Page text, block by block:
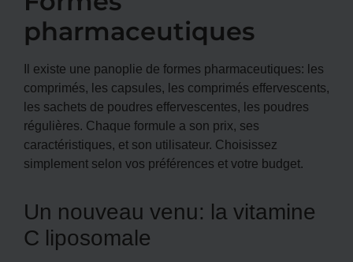
pharmaceutiques
Il existe une panoplie de formes pharmaceutiques: les
comprimés, les capsules, les comprimés effervescents,
les sachets de poudres effervescentes, les poudres
régulières. Chaque formule a son prix, ses
caractéristiques, et son utilisateur. Choisissez
simplement selon vos préférences et votre budget.
Un nouveau venu: la vitamine
C liposomale